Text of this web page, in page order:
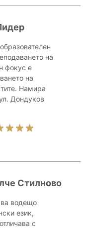
на
фокус е
на
Намира
Дондуков
Стилново
водещо
език,
с